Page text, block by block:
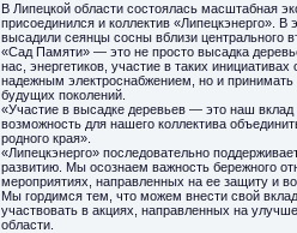
В Липецкой области состоялась масштабная
присоединился и коллектив «Липецкэнерго».
высадили сеянцы сосны вблизи центрального
«Сад Памяти» — это не просто высадка
нас, энергетиков, участие в таких
надежным электроснабжением, но и принимать
будущих поколений.
«Участие в высадке деревьев — это наш
возможность для нашего коллектива
родного края».
«Липецкэнерго» последовательно
развитию. Мы осознаем важность бережного
мероприятиях, направленных на ее защиту и
Мы гордимся тем, что можем внести свой
участвовать в акциях, направленных на
области.